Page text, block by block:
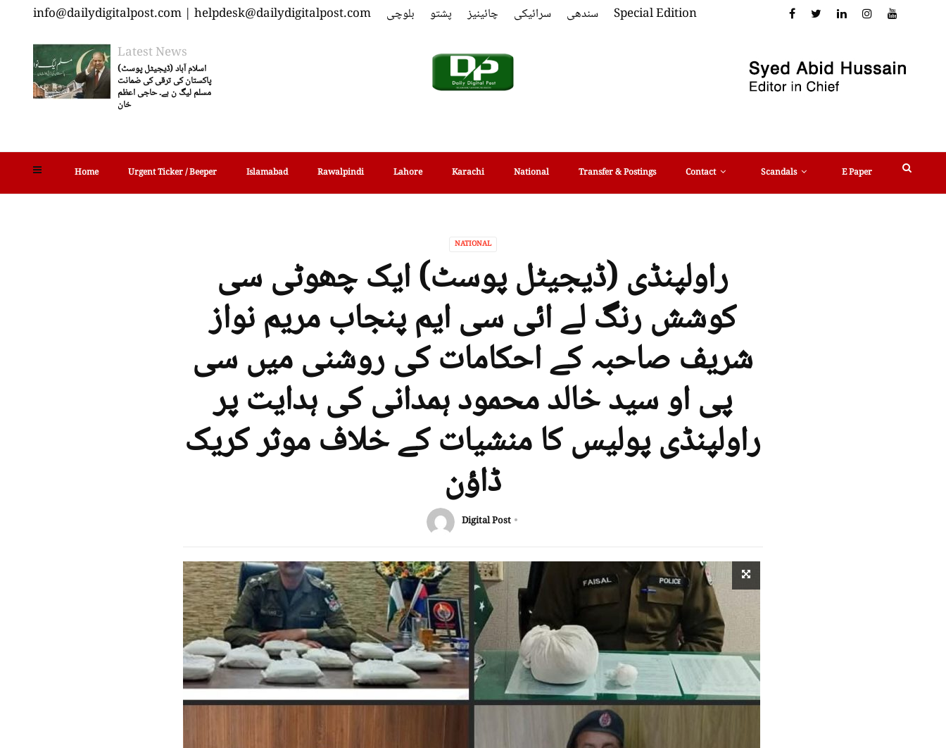
Home Urgent Ticker / Beeper Islamabad Rawalpindi Lahore Karachi National Transfer & Postings Contact Scandals E Paper
Latest News
اسلام آباد (ڈیجیٹل پوسٹ)
پاکستان کی ترقی کی ضمانت
مسلم لیگ ن ہے۔ حاجی اعظم
خان
info@dailydigitalpost.com | helpdesk@dailydigitalpost.com بلوچی پشتو چائینیز سرائیکی سندھی Special Edition
NATIONAL
راولپنڈی (ڈیجیٹل پوسٹ) ایک چھوٹی سی
کوشش رنگ لے ائی سی ایم پنجاب مریم نواز
شریف صاحبہ کے احکامات کی روشنی میں سی
پی او سید خالد محمود ہمدانی کی ہدایت پر
راولپنڈی پولیس کا منشیات کے خلاف موثر کریک
ڈاؤن
Digital Post